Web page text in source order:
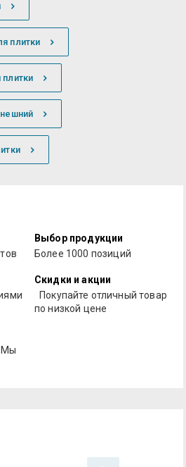
плитки
Выбор продукции
Более 1000 позиций
Скидки и акции
Покупайте отличный товар
по низкой цене
Мы